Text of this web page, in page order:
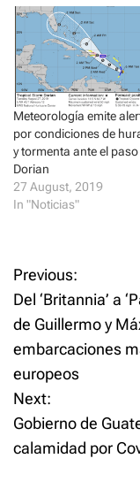
i
n
n
e
w
i
n
d
o
w
)
s
i
n
n
e
w
w
i
n
d
o
w
)
Meteorología emite
por condiciones de
y tormenta ante el paso
Dorian
27 August, 2019
In "Noticias"
P
o
s
t
n
Previous:
Del ‘Britannia’ a
de Guillermo y
embarcaciones
europeos
Next:
Gobierno de
calamidad por